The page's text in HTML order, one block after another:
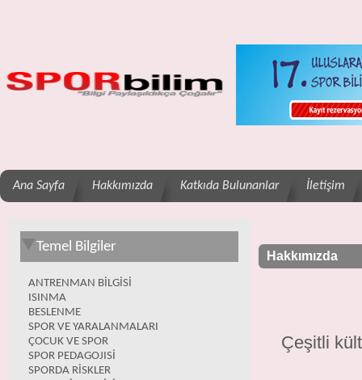
Ana Sayfa Hakkımızda Katkıda Bulunanlar İletişim
Temel Bilgiler
ANTRENMAN BİLGİSİ
ISINMA
BESLENME
SPOR VE YARALANMALARI
ÇOCUK VE SPOR
SPOR PEDAGOJISİ
SPORDA RİSKLER
Hakkımızda
Çeşitli